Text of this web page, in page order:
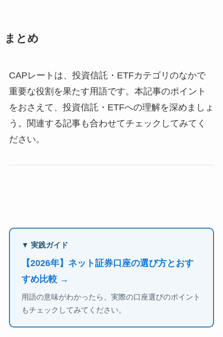
まとめ
CAPレートは、投資信託・ETFカテゴリのなかで
重要な役割を果たす用語です。本記事のポイント
をおさえて、投資信託・ETFへの理解を深めましょ
う。関連する記事も合わせてチェックしてみてく
ださい。
▼ 実践ガイド
【2026年】ネット証券口座の選び方とおす
すめ比較 →
用語の意味がわかったら、実際の口座選びのポイント
もチェックしてみてください。